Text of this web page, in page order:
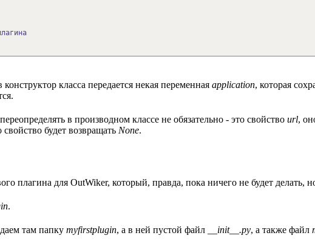
класса передается некая переменная application, которая
в производном классе не обязательно - это свойство url,
будет возвращать None.
плагина для OutWiker, который, правда, пока ничего не будет делать,
.
там папку myfirstplugin, а в ней пустой файл __init__.py, а также файл